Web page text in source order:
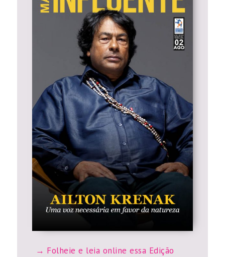
Folheie e leia online essa Edição